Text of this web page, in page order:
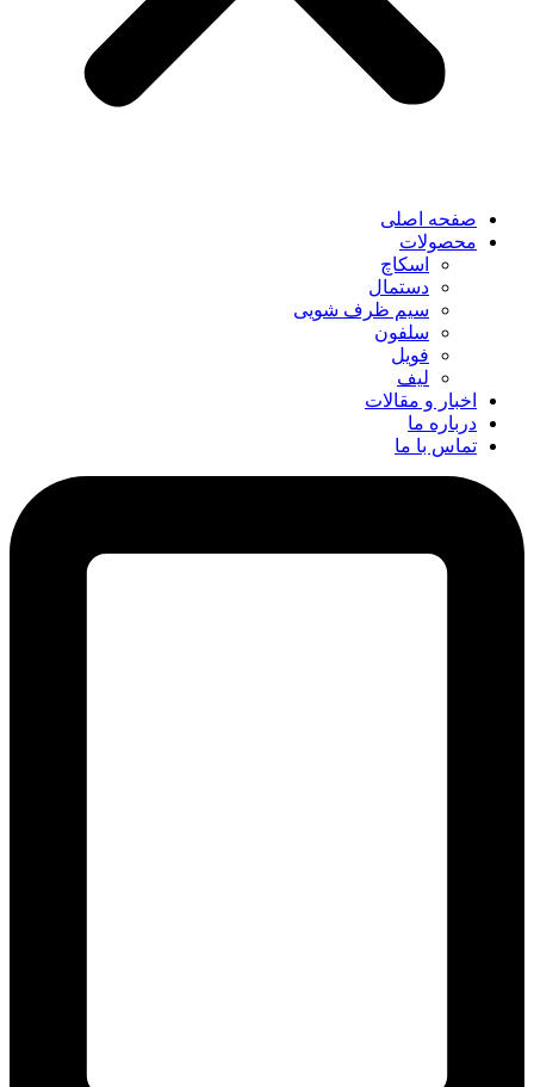
صفحه اصلی
محصولات
اسکاچ
دستمال
سیم ظرف شویی
سلفون
فویل
لیف
اخبار و مقالات
درباره ما
تماس با ما